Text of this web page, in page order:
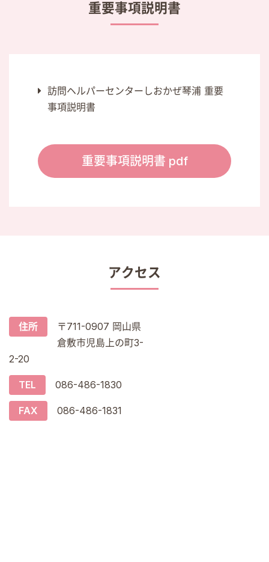
重要事項説明書
訪問ヘルパーセンターしおかぜ琴浦 重要
事項説明書
重要事項説明書 pdf
アクセス
住所
〒711-0907 岡山県
倉敷市児島上の町3-
2-20
TEL 086-486-1830
FAX 086-486-1831